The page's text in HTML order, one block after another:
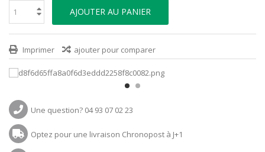
AJOUTER AU PANIER
Imprimer ajouter pour comparer
Une question? 04 93 07 02 23
Optez pour une livraison Chronopost à J+1